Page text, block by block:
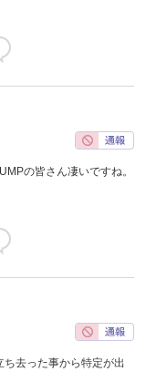
の皆さん凄いですね。
去った事から特定が出